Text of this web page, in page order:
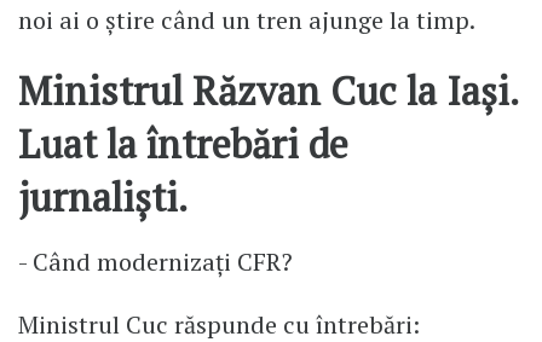
noi ai o știre când un tren ajunge la timp.
Ministrul Răzvan Cuc la Iași.
Luat la întrebări de
jurnaliști.
- Când modernizați CFR?
Ministrul Cuc răspunde cu întrebări: